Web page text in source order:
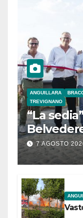
ANGUILLARA
TREVIGNANO
“La
7 AGOSTO